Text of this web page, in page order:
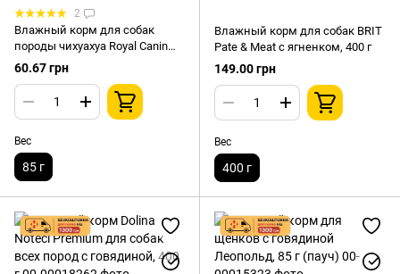
2
Влажный корм для собак
породы чихуахуа Royal Canin
Chihuahua Adult паштет 85 г
60.67 грн
Вес
85 г
Влажный корм для собак BRIT
Pate & Meat с ягненком, 400 г
149.00 грн
Вес
400 г